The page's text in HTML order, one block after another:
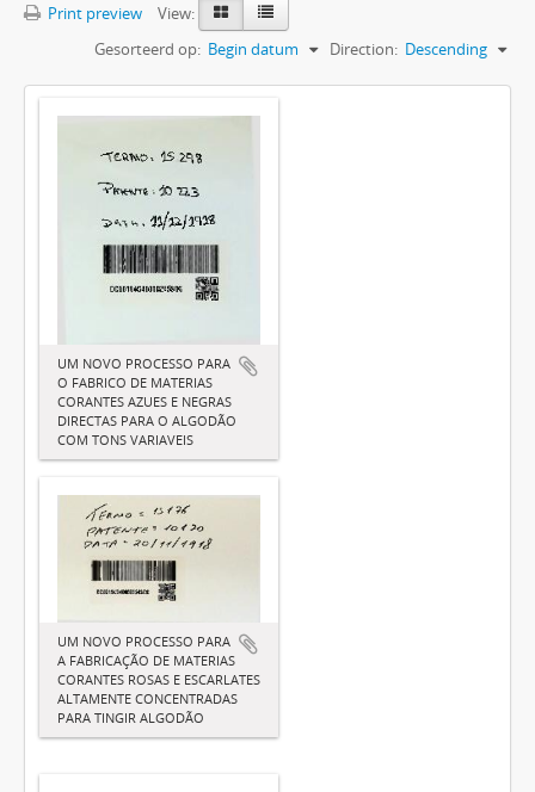
Print preview
View:
Gesorteerd op: Begin datum Direction: Descending
UM NOVO PROCESSO PARA
O FABRICO DE MATERIAS
CORANTES AZUES E NEGRAS
DIRECTAS PARA O ALGODÃO
COM TONS VARIAVEIS
UM NOVO PROCESSO PARA
A FABRICAÇÃO DE MATERIAS
CORANTES ROSAS E ESCARLATES
ALTAMENTE CONCENTRADAS
PARA TINGIR ALGODÃO